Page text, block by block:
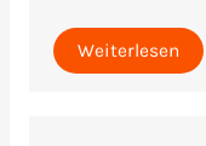
Weiterlesen